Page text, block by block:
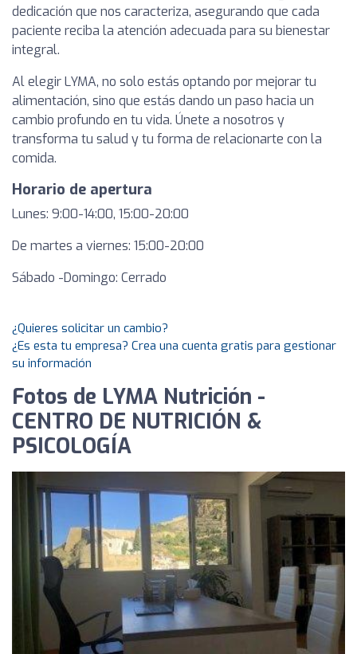
dedicación que nos caracteriza, asegurando que cada
paciente reciba la atención adecuada para su bienestar
integral.
Al elegir LYMA, no solo estás optando por mejorar tu
alimentación, sino que estás dando un paso hacia un
cambio profundo en tu vida. Únete a nosotros y
transforma tu salud y tu forma de relacionarte con la
comida.
Horario de apertura
Lunes: 9:00-14:00, 15:00-20:00
De martes a viernes: 15:00-20:00
Sábado -Domingo: Cerrado
¿Quieres solicitar un cambio?
¿Es esta tu empresa? Crea una cuenta gratis para gestionar
su información
Fotos de LYMA Nutrición -
CENTRO DE NUTRICIÓN &
PSICOLOGÍA